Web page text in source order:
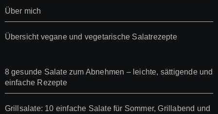
Über mich
Übersicht vegane und vegetarische Salatrezepte
8 gesunde Salate zum Abnehmen – leichte, sättigende und
einfache Rezepte
Grillsalate: 10 einfache Salate für Sommer, Grillabend und